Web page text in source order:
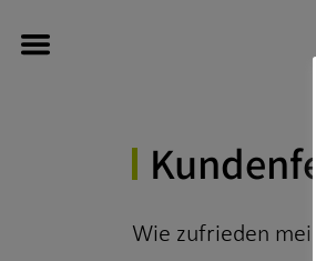
Wissenswertes
Wie zufrieden